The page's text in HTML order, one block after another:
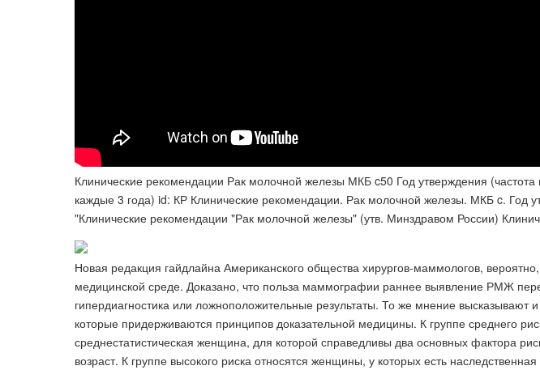
Клинические рекомендации Рак молочной железы МКБ c50 Год утверждения
каждые 3 года) id: КР Клинические рекомендации. Рак молочной железы. МКБ c. Год
"Клинические рекомендации "Рак молочной железы" (утв. Минздравом России)
Новая редакция гайдлайна Американского общества хирургов-маммологов,
медицинской среде. Доказано, что польза маммографии раннее выявление РМЖ
гипердиагностика или ложноположительные результаты. То же мнение высказывают
которые придерживаются принципов доказательной медицины. К группе среднего
среднестатистическая женщина, для которой справедливы два основных фактора
возраст. К группе высокого риска относятся женщины, у которых есть